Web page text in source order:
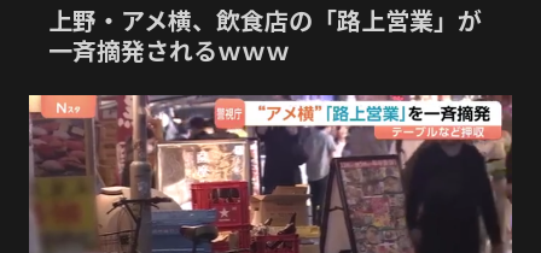
上野・アメ横、飲食店の「路上営業」が
一斉摘発されるｗｗｗ